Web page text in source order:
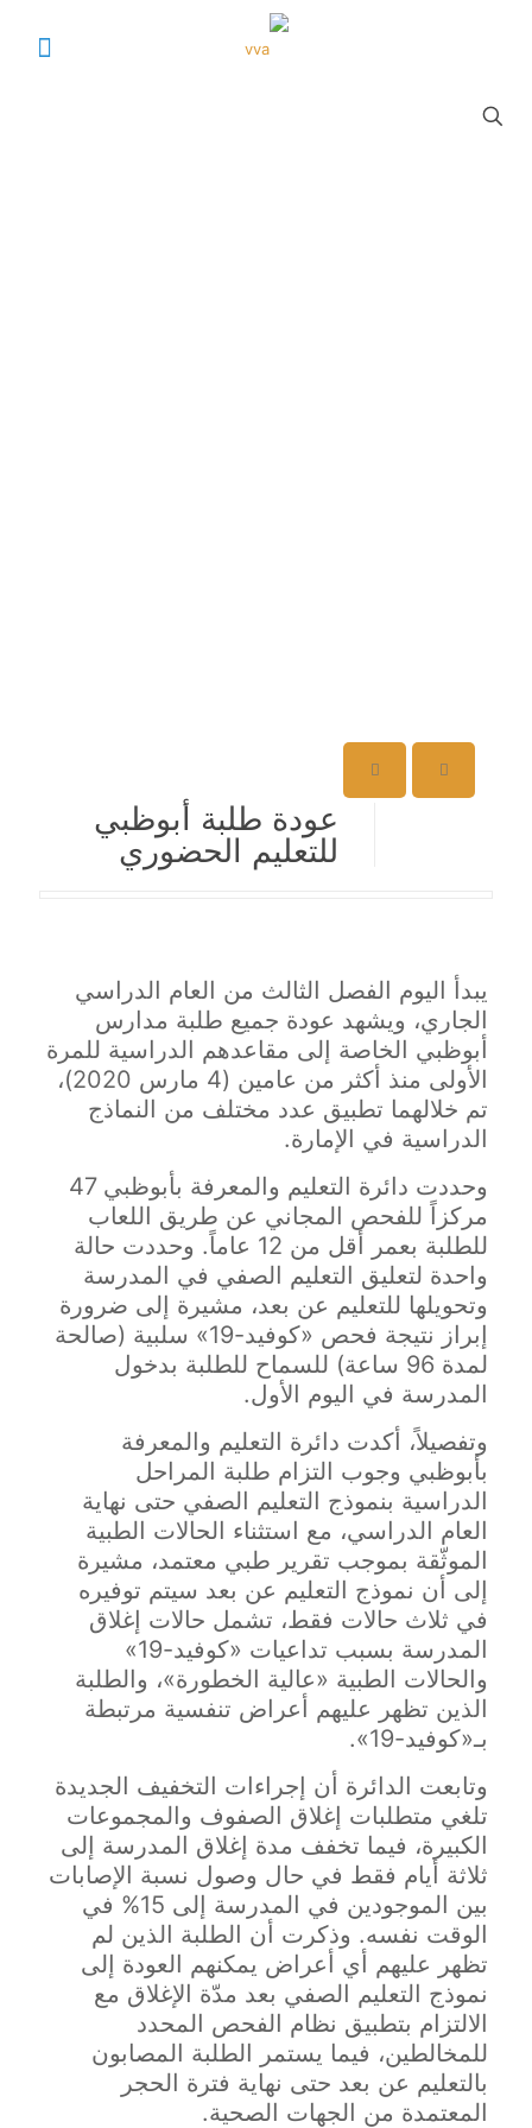
عودة طلبة أبوظبي
للتعليم الحضوري
يبدأ اليوم الفصل الثالث من العام الدراسي
الجاري، ويشهد عودة جميع طلبة مدارس
أبوظبي الخاصة إلى مقاعدهم الدراسية للمرة
الأولى منذ أكثر من عامين (4 مارس 2020)،
تم خلالهما تطبيق عدد مختلف من النماذج
الدراسية في الإمارة.
وحددت دائرة التعليم والمعرفة بأبوظبي 47
مركزاً للفحص المجاني عن طريق اللعاب
للطلبة بعمر أقل من 12 عاماً. وحددت حالة
واحدة لتعليق التعليم الصفي في المدرسة
وتحويلها للتعليم عن بعد، مشيرة إلى ضرورة
إبراز نتيجة فحص «كوفيد-19» سلبية (صالحة
لمدة 96 ساعة) للسماح للطلبة بدخول
المدرسة في اليوم الأول.
وتفصيلاً، أكدت دائرة التعليم والمعرفة
بأبوظبي وجوب التزام طلبة المراحل
الدراسية بنموذج التعليم الصفي حتى نهاية
العام الدراسي، مع استثناء الحالات الطبية
الموثّقة بموجب تقرير طبي معتمد، مشيرة
إلى أن نموذج التعليم عن بعد سيتم توفيره
في ثلاث حالات فقط، تشمل حالات إغلاق
المدرسة بسبب تداعيات «كوفيد-19»
والحالات الطبية «عالية الخطورة»، والطلبة
الذين تظهر عليهم أعراض تنفسية مرتبطة
بـ«كوفيد-19».
وتابعت الدائرة أن إجراءات التخفيف الجديدة
تلغي متطلبات إغلاق الصفوف والمجموعات
الكبيرة، فيما تخفف مدة إغلاق المدرسة إلى
ثلاثة أيام فقط في حال وصول نسبة الإصابات
بين الموجودين في المدرسة إلى 15% في
الوقت نفسه. وذكرت أن الطلبة الذين لم
تظهر عليهم أي أعراض يمكنهم العودة إلى
نموذج التعليم الصفي بعد مدّة الإغلاق مع
الالتزام بتطبيق نظام الفحص المحدد
للمخالطين، فيما يستمر الطلبة المصابون
بالتعليم عن بعد حتى نهاية فترة الحجر
المعتمدة من الجهات الصحية.